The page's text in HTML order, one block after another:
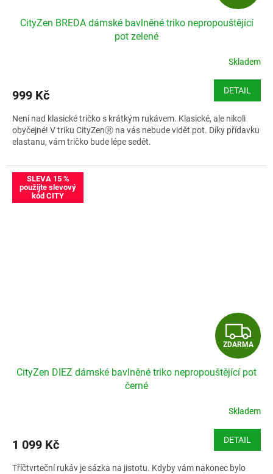
D
A
R
M
A
CityZen BREDA dámské bavlněné triko nepropouštějící
pot zelené
Skladem
999 Kč DETAIL
Není nad klasické tričko s krátkým rukávem. Klasické, ale nikoli
obyčejné! V triku CityZenⓇ na vás nebude vidět pot. Díky přídavku
elastanu, vám tričko bude lépe sedět.
Velikostní tabulka CityZen BREDA
SLEVA 15 %
použijte slevový
kód CITY
Z
D
A
R
M
A
ZDARMA
CityZen DIEZ dámské bavlněné triko nepropouštějící pot
černé
Skladem
1 099 Kč DETAIL
Tříčtvrteční rukáv je sázka na jistotu. Kdyby vám nakonec bylo